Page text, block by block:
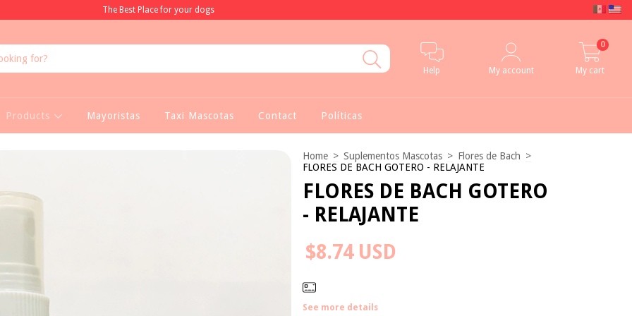
The Best Place for your dogs
Help My account My cart
0
Products Mayoristas Taxi Mascotas Contact Políticas
Home > Suplementos Mascotas > Flores de Bach >
FLORES DE BACH GOTERO - RELAJANTE
FLORES DE BACH GOTERO
- RELAJANTE
$8.74 USD
See more details